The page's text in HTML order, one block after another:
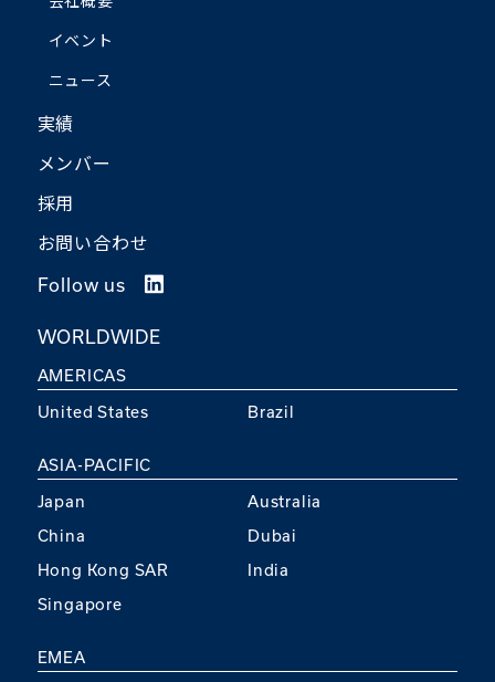
イベント
ニュース
実績
メンバー
採用
お問い合わせ
Follow us
WORLDWIDE
AMERICAS
United States Brazil
ASIA-PACIFIC
Japan
Australia
China
Dubai
Hong Kong SAR
India
Singapore
EMEA